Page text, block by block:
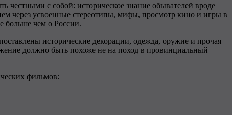
честными с собой: историческое знание обывателей вроде
через усвоенные стереотипы, мифы, просмотр кино и игры в
больше чем о России.
исторические декорации, одежда, оружие и прочая
должно быть похоже не на поход в провинциальный
фильмов: